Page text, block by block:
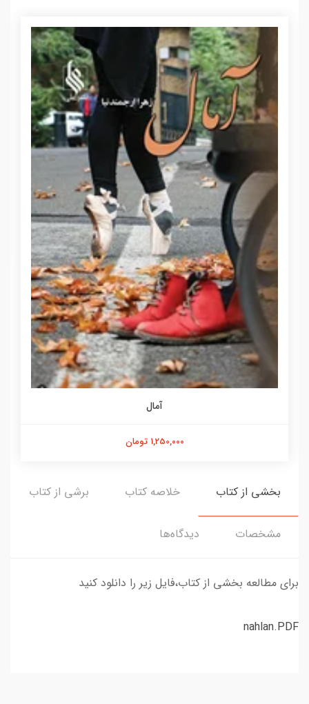
آمال
1,250,000 تومان
بخشی از کتاب خلاصه کتاب برشی از کتاب
مشخصات دیدگاه‌ها
برای مطالعه بخشی از کتاب،فایل زیر را دانلود کنید
nahlan.PDF